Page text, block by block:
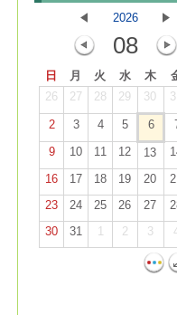
2026
08
日 月 火 水 木
26
27 28 29 30
2 3 4 5 6
9
10 11 12 13
16
17 18 19 20
23
24 25 26 27
30
31 1 2 3